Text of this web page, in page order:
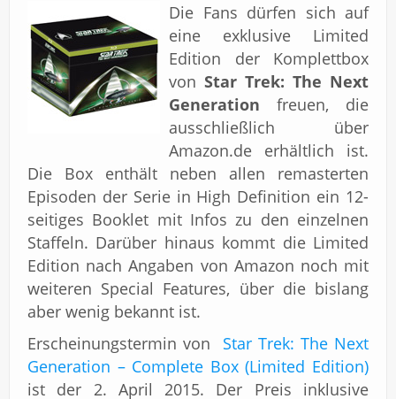
Die Fans dürfen sich auf
eine exklusive Limited
Edition der Komplettbox
von Star Trek: The Next
Generation freuen, die
ausschließlich über
Amazon.de erhältlich ist.
Die Box enthält neben allen remasterten
Episoden der Serie in High Definition ein 12-
seitiges Booklet mit Infos zu den einzelnen
Staffeln. Darüber hinaus kommt die Limited
Edition nach Angaben von Amazon noch mit
weiteren Special Features, über die bislang
aber wenig bekannt ist.
Erscheinungstermin von Star Trek: The Next
Generation – Complete Box (Limited Edition)
ist der 2. April 2015. Der Preis inklusive